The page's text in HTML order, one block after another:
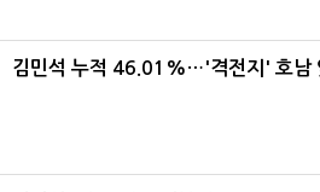
김민석 누적 46.01%…'격전지' 호남